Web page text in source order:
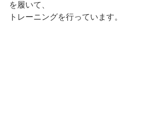
を履いて、
トレーニングを行っています。